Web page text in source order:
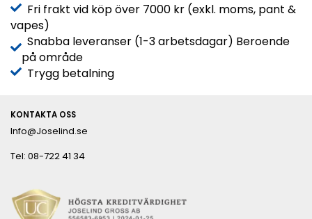
Fri frakt vid köp över 7000 kr (exkl. moms, pant &
vapes)
Snabba leveranser (1-3 arbetsdagar) Beroende
på område
Trygg betalning
KONTAKTA OSS
Info@Joselind.se
Tel: 08-722 41 34